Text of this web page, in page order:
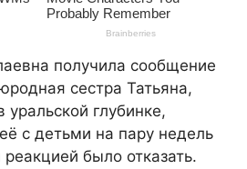
получила сообщение
сестра Татьяна,
глубинке,
с детьми на пару недель
было отказать.